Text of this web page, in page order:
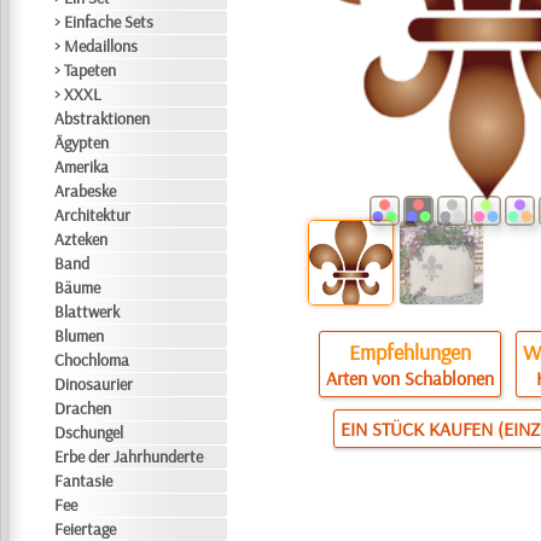
> Einfache Sets
> Medaillons
> Tapeten
> XXXL
Abstraktionen
Ägypten
Amerika
Arabeske
Architektur
Azteken
Band
Bäume
Blattwerk
Blumen
Chochloma
Dinosaurier
Drachen
Dschungel
Erbe der Jahrhunderte
Fantasie
Fee
Feiertage
Empfehlungen
Arten von Schablonen
EIN STÜCK KAUFEN